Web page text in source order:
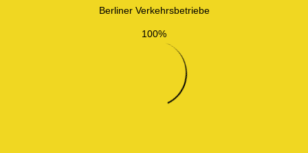
Berliner Verkehrsbetriebe
100%